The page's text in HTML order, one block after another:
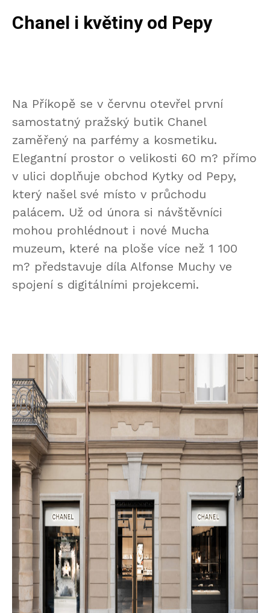
Chanel i květiny od Pepy
Na Příkopě se v červnu otevřel první
samostatný pražský butik Chanel
zaměřený na parfémy a kosmetiku.
Elegantní prostor o velikosti 60 m? přímo
v ulici doplňuje obchod Kytky od Pepy,
který našel své místo v průchodu
palácem. Už od února si návštěvníci
mohou prohlédnout i nové Mucha
muzeum, které na ploše více než 1 100
m? představuje díla Alfonse Muchy ve
spojení s digitálními projekcemi.